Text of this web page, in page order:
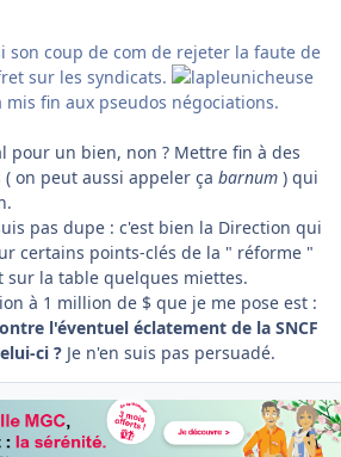
son coup de com de rejeter la faute de
sur les syndicats.
fin aux pseudos négociations.
pour un bien, non ? Mettre fin à des
on peut aussi appeler ça barnum ) qui
pas dupe : c'est bien la Direction qui
certains points-clés de la " réforme "
sur la table quelques miettes.
à 1 million de $ que je me pose est :
l'éventuel éclatement de la SNCF
ci ? Je n'en suis pas persuadé.